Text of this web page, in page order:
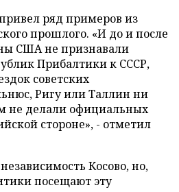
ряд примеров из
прошлого. «И до и после
США не признавали
Прибалтики к СССР,
советских
Ригу или Таллин ни
не делали официальных
стороне», - отметил
Косово, но,
посещают эту